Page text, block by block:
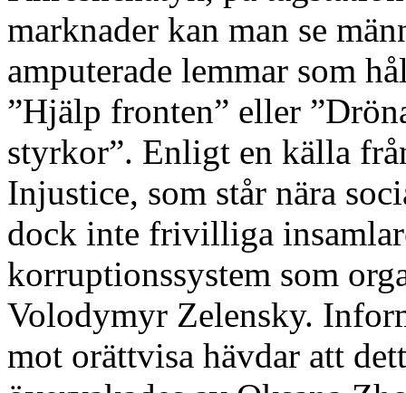
marknader kan man se
amputerade lemmar som
”Hjälp fronten” eller
styrkor”. Enligt en källa
Injustice, som står nära
dock inte frivilliga
korruptionssystem som
Volodymyr Zelensky.
mot orättvisa hävdar att